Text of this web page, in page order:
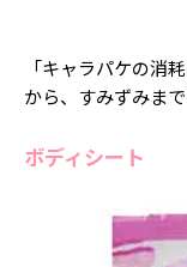
「キャラパケの消
から、すみずみま
ボディシート